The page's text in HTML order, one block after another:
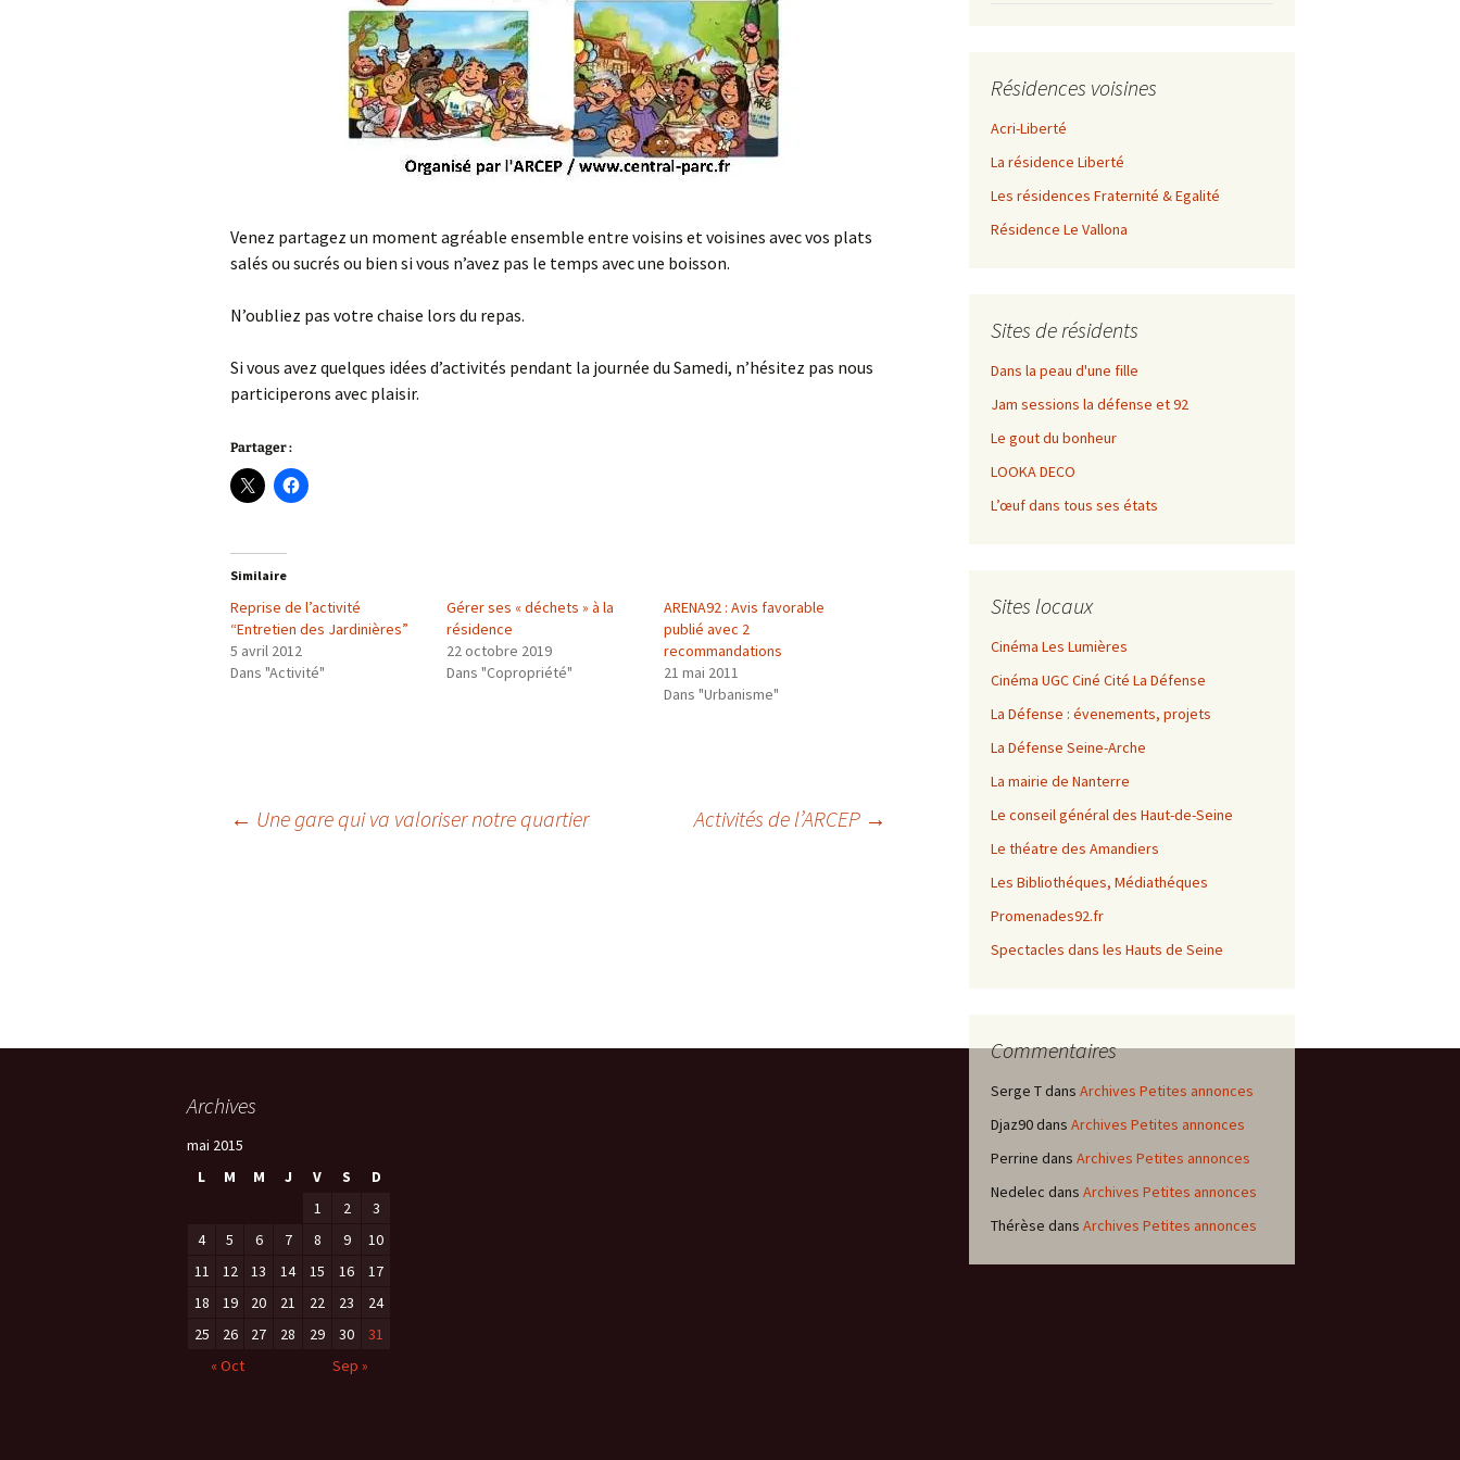
Venez partagez un moment agréable ensemble entre voisins et voisines avec vos plats
salés ou sucrés ou bien si vous n’avez pas le temps avec une boisson.
N’oubliez pas votre chaise lors du repas.
Si vous avez quelques idées d’activités pendant la journée du Samedi, n’hésitez pas nous
participerons avec plaisir.
Partager :
Similaire
Reprise de l’activité
“Entretien des Jardinières”
5 avril 2012
Dans "Activité"
Gérer ses « déchets » à la
résidence
22 octobre 2019
Dans "Copropriété"
ARENA92 : Avis favorable
publié avec 2
recommandations
21 mai 2011
Dans "Urbanisme"
Navigation
← Une gare qui va valoriser notre quartier Activités de l’ARCEP →
Résidences voisines
Acri-Liberté
La résidence Liberté
Les résidences Fraternité & Egalité
Résidence Le Vallona
Sites de résidents
Dans la peau d'une fille
Jam sessions la défense et 92
Le gout du bonheur
LOOKA DECO
L’œuf dans tous ses états
Sites locaux
Cinéma Les Lumières
Cinéma UGC Ciné Cité La Défense
La Défense : évenements, projets
La Défense Seine-Arche
La mairie de Nanterre
Le conseil général des Haut-de-Seine
Le théatre des Amandiers
Les Bibliothéques, Médiathéques
Promenades92.fr
Spectacles dans les Hauts de Seine
Commentaires
Serge Tdans Archives Petites annonces
Djaz90dans Archives Petites annonces
Perrine dans Archives Petites annonces
Nedelec dans Archives Petites annonces
Thérèse dans Archives Petites annonces
Archives
mai 2015
L
M M J V S
D
1
2
3
4
5 6 7 8 9
10
11
12 13 14 15 16
17
18
19 20 21 22 23
24
25
26 27 28 29 30
31
« Oct
Sep »